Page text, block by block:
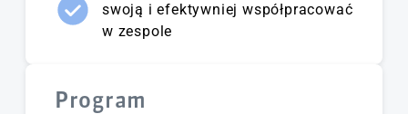
swoją i efektywniej współpracować
w zespole
Program